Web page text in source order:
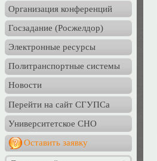
Организация конференций
Госзадание (Росжелдор)
Электронные ресурсы
Политранспортные системы
Новости
Перейти на сайт СГУПСа
Университетское СНО
Оставить заявку